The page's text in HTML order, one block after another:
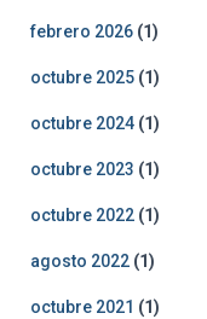
febrero 2026 (1)
octubre 2025 (1)
octubre 2024 (1)
octubre 2023 (1)
octubre 2022 (1)
agosto 2022 (1)
octubre 2021 (1)